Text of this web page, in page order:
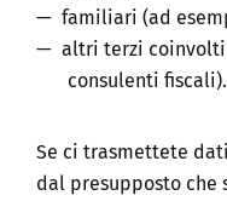
familiari (ad
altri terzi
consulenti fiscali).
Se ci trasmettete
dal presupposto